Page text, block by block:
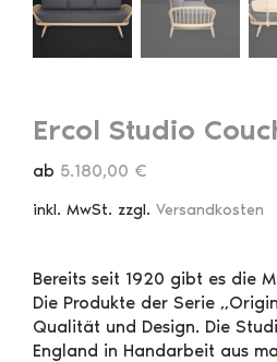
Ercol Studio
ab 5.180,00 €
inkl. MwSt. zzgl. Versandkosten
Bereits seit 1920 gibt es die
Die Produkte der Serie
Qualität und Design. Die
England in Handarbeit aus